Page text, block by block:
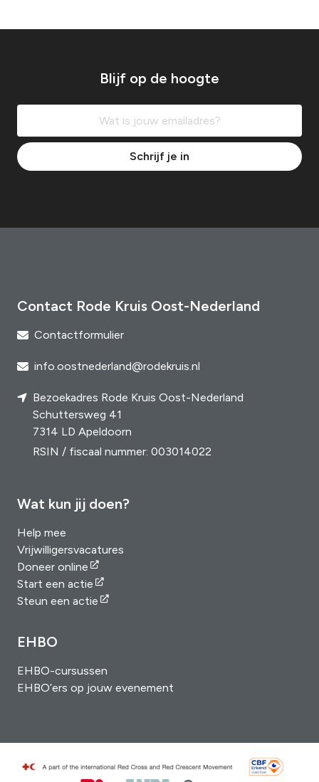
Blijf op de hoogte
Schrijf je in
Contact Rode Kruis Oost-Nederland
Contactformulier
info.oostnederland@rodekruis.nl
Bezoekadres Rode Kruis Oost-Nederland
Schuttersweg 41
7314 LD Apeldoorn
RSIN / fiscaal nummer: 003014022
Wat kun jij doen?
Help mee
Vrijwilligersvacatures
Doneer online
Start een actie
Steun een actie
EHBO
EHBO-cursussen
EHBO’ers op jouw evenement